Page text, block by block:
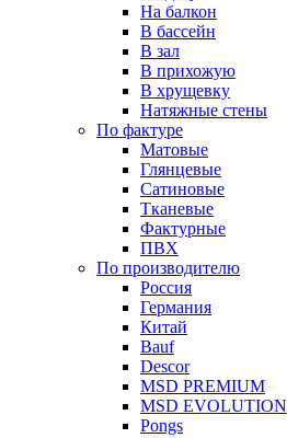
На балкон
В бассейн
В зал
В прихожую
В хрущевку
Натяжные стены
По фактуре
Матовые
Глянцевые
Сатиновые
Тканевые
Фактурные
ПВХ
По производителю
Россия
Германия
Китай
Вauf
Descor
MSD PREMIUM
MSD EVOLUTION
Pongs